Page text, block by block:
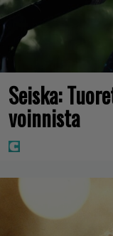
Seiska:
voinnista